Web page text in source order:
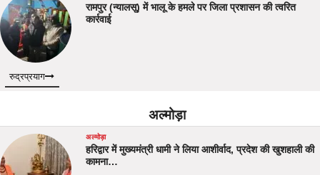
रामपुर (न्यालसू) में भालू के हमले पर जिला प्रशासन की त्वरित
कार्रवाई
रुद्रप्रयाग
अल्मोड़ा
अल्मोड़ा
हरिद्वार में मुख्यमंत्री धामी ने लिया आशीर्वाद, प्रदेश की खुशहाली की
कामना…